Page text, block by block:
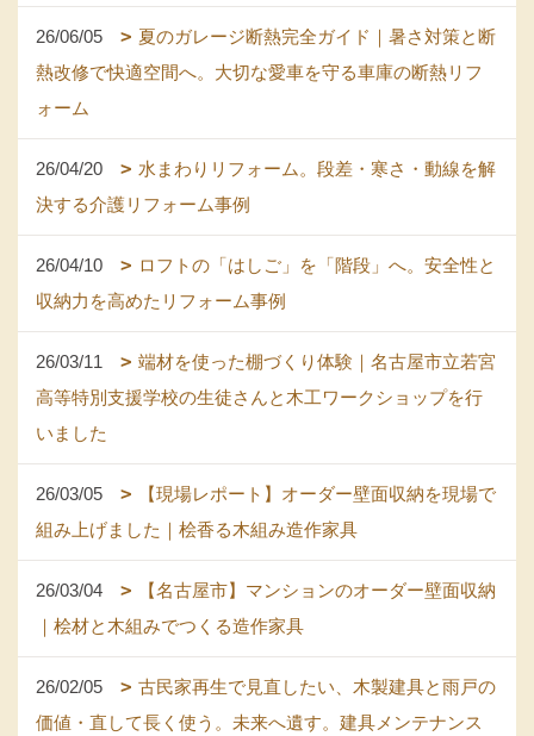
26/06/05
夏のガレージ断熱完全ガイド｜暑さ対策と断
熱改修で快適空間へ。大切な愛車を守る車庫の断熱リフ
ォーム
26/04/20
水まわりリフォーム。段差・寒さ・動線を解
決する介護リフォーム事例
26/04/10
ロフトの「はしご」を「階段」へ。安全性と
収納力を高めたリフォーム事例
26/03/11
端材を使った棚づくり体験｜名古屋市立若宮
高等特別支援学校の生徒さんと木工ワークショップを行
いました
26/03/05
【現場レポート】オーダー壁面収納を現場で
組み上げました｜桧香る木組み造作家具
26/03/04
【名古屋市】マンションのオーダー壁面収納
｜桧材と木組みでつくる造作家具
26/02/05
古民家再生で見直したい、木製建具と雨戸の
価値・直して長く使う。未来へ遺す。建具メンテナンス